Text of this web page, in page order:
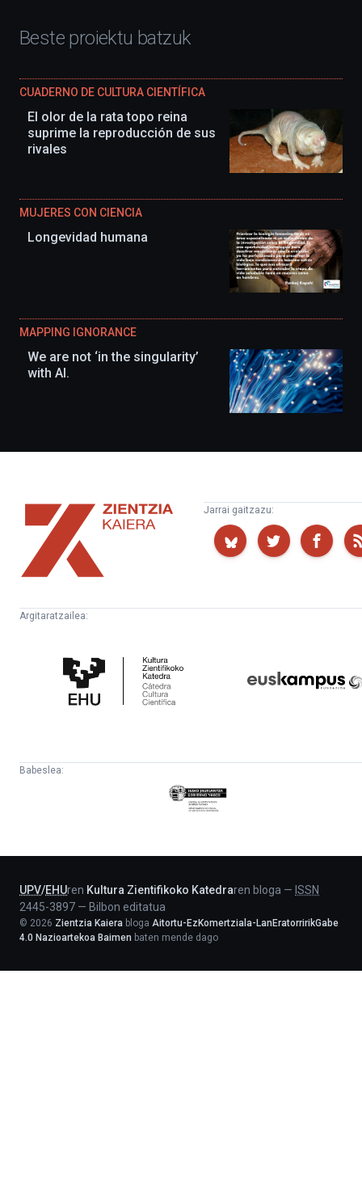
Beste proiektu batzuk
CUADERNO DE CULTURA CIENTÍFICA
El olor de la rata topo reina
suprime la reproducción de sus
rivales
MUJERES CON CIENCIA
Longevidad humana
MAPPING IGNORANCE
We are not ‘in the singularity’
with AI.
Zientzia
Kaiera
Jarrai gaitzazu:
Argitaratzailea:
Zientifikoko
Katedra
Babeslea:
Eusko
Jaurlaritza
UPV/EHUren Kultura Zientifikoko Katedraren bloga — ISSN
2445-3897 — Bilbon editatua
© 2026 Zientzia Kaiera bloga Aitortu-EzKomertziala-LanEratorririkGabe
4.0 Nazioartekoa Baimen baten mende dago